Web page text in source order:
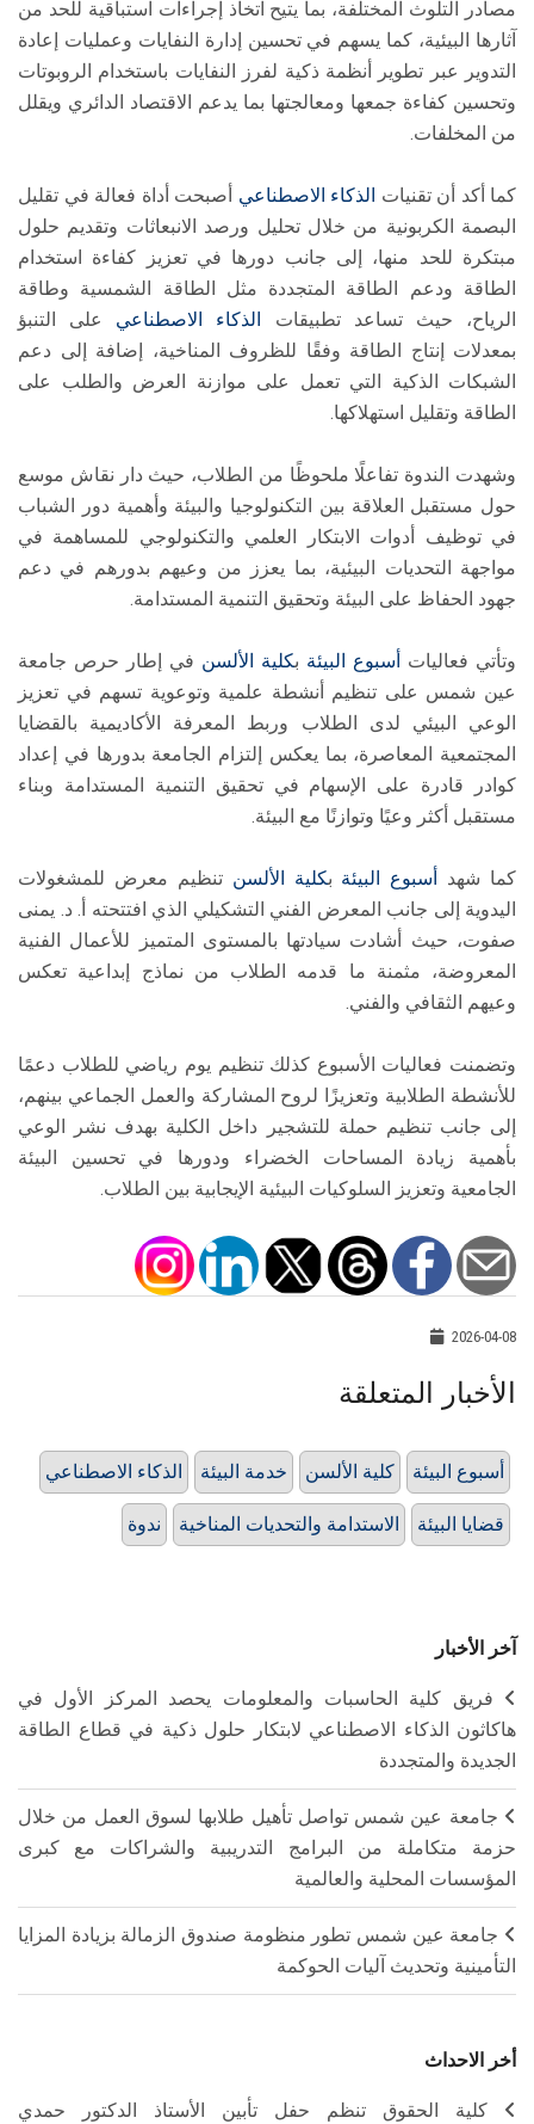
مصادر التلوث المختلفة، بما يتيح اتخاذ إجراءات استباقية للحد من
آثارها البيئية، كما يسهم في تحسين إدارة النفايات وعمليات إعادة
التدوير عبر تطوير أنظمة ذكية لفرز النفايات باستخدام الروبوتات
وتحسين كفاءة جمعها ومعالجتها بما يدعم الاقتصاد الدائري ويقلل
من المخلفات.
كما أكد أن تقنيات الذكاء الاصطناعي أصبحت أداة فعالة في تقليل
البصمة الكربونية من خلال تحليل ورصد الانبعاثات وتقديم حلول
مبتكرة للحد منها، إلى جانب دورها في تعزيز كفاءة استخدام
الطاقة ودعم الطاقة المتجددة مثل الطاقة الشمسية وطاقة
الرياح، حيث تساعد تطبيقات
الذكاء الاصطناعي على التنبؤ
بمعدلات إنتاج الطاقة وفقًا للظروف المناخية، إضافة إلى دعم
الشبكات الذكية التي تعمل على موازنة العرض والطلب على
الطاقة وتقليل استهلاكها.
وشهدت الندوة تفاعلًا ملحوظًا من الطلاب، حيث دار نقاش موسع
حول مستقبل العلاقة بين التكنولوجيا والبيئة وأهمية دور الشباب
في توظيف أدوات الابتكار العلمي والتكنولوجي للمساهمة في
مواجهة التحديات البيئية، بما يعزز من وعيهم بدورهم في دعم
جهود الحفاظ على البيئة وتحقيق التنمية المستدامة.
وتأتي فعاليات أسبوع البيئة بكلية الألسن في إطار حرص جامعة
عين شمس على تنظيم أنشطة علمية وتوعوية تسهم في تعزيز
الوعي البيئي لدى الطلاب وربط المعرفة الأكاديمية بالقضايا
المجتمعية المعاصرة، بما يعكس إلتزام الجامعة بدورها في إعداد
كوادر قادرة على الإسهام في تحقيق التنمية المستدامة وبناء
مستقبل أكثر وعيًا وتوازنًا مع البيئة.
كما شهد أسبوع البيئة بكلية الألسن تنظيم معرض للمشغولات
اليدوية إلى جانب المعرض الفني التشكيلي الذي افتتحته أ. د. يمنى
صفوت، حيث أشادت سيادتها بالمستوى المتميز للأعمال الفنية
المعروضة، مثمنة ما قدمه الطلاب من نماذج إبداعية تعكس
وعيهم الثقافي والفني.
وتضمنت فعاليات الأسبوع كذلك تنظيم يوم رياضي للطلاب دعمًا
للأنشطة الطلابية وتعزيزًا لروح المشاركة والعمل الجماعي بينهم،
إلى جانب تنظيم حملة للتشجير داخل الكلية بهدف نشر الوعي
بأهمية زيادة المساحات الخضراء ودورها في تحسين البيئة
الجامعية وتعزيز السلوكيات البيئية الإيجابية بين الطلاب.
2026-04-08
الأخبار المتعلقة
الذكاء الاصطناعي خدمة البيئة كلية الألسن أسبوع البيئة
ندوة الاستدامة والتحديات المناخية قضايا البيئة
آخر الأخبار
فريق كلية الحاسبات والمعلومات يحصد المركز الأول في
هاكاثون الذكاء الاصطناعي لابتكار حلول ذكية في قطاع الطاقة
الجديدة والمتجددة
جامعة عين شمس تواصل تأهيل طلابها لسوق العمل من خلال
حزمة متكاملة من البرامج التدريبية والشراكات مع كبرى
المؤسسات المحلية والعالمية
جامعة عين شمس تطور منظومة صندوق الزمالة بزيادة المزايا
التأمينية وتحديث آليات الحوكمة
أخر الاحداث
كلية الحقوق تنظم حفل تأبين الأستاذ الدكتور حمدي